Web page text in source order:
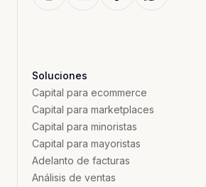
Soluciones
Capital para ecommerce
Capital para marketplaces
Capital para minoristas
Capital para mayoristas
Adelanto de facturas
Análisis de ventas